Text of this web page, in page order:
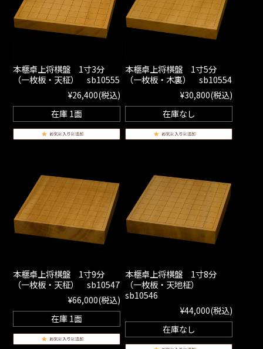
本榧卓上将棋盤 1寸3分
（一枚板・天柾） sb10555
¥26,400(税込)
在庫 1面
本榧卓上将棋盤 1寸5分
（一枚板・木裏） sb10554
¥30,800(税込)
在庫なし
本榧卓上将棋盤 1寸9分
（一枚板・天柾） sb10547
¥66,000(税込)
在庫 1面
本榧卓上将棋盤 1寸8分
（一枚板・天地柾）
sb10546
¥44,000(税込)
在庫なし